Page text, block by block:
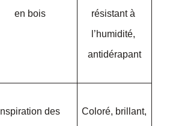
en bois
résistant à
l’humidité,
antidérapant
Inspiration des
Coloré, brillant,